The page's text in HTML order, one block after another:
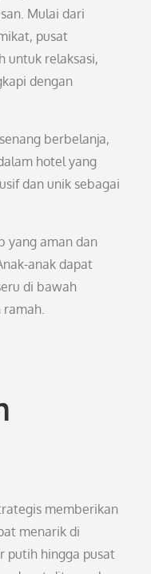
Mulai dari
pusat
untuk relaksasi,
dengan
berbelanja,
hotel yang
dan unik sebagai
yang aman dan
anak dapat
di bawah
ramah.
memberikan
menarik di
putih hingga pusat